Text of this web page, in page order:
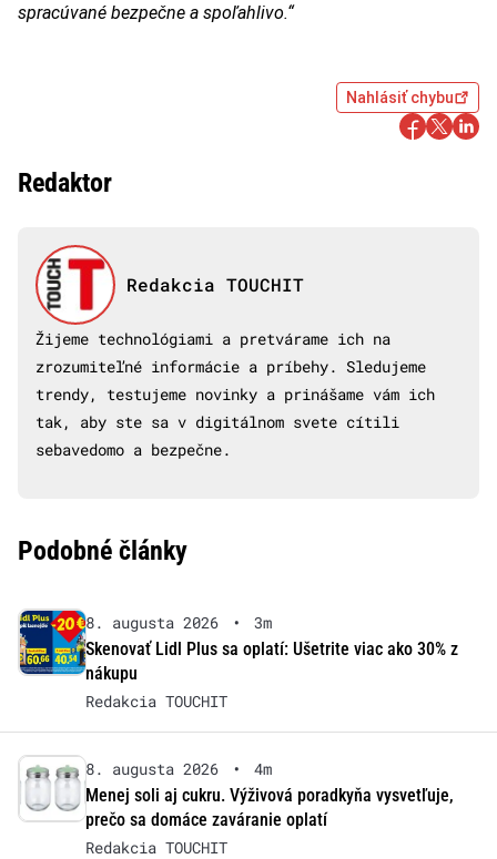
spracúvané bezpečne a spoľahlivo.“
Nahlásiť chybu
Redaktor
Redakcia TOUCHIT
Žijeme technológiami a pretvárame ich na
zrozumiteľné informácie a príbehy. Sledujeme
trendy, testujeme novinky a prinášame vám ich
tak, aby ste sa v digitálnom svete cítili
sebavedomo a bezpečne.
Podobné články
8. augusta 2026 •
3m
Skenovať Lidl Plus sa oplatí: Ušetrite viac ako 30% z
nákupu
Redakcia TOUCHIT
8. augusta 2026 •
4m
Menej soli aj cukru. Výživová poradkyňa vysvetľuje,
prečo sa domáce zaváranie oplatí
Redakcia TOUCHIT